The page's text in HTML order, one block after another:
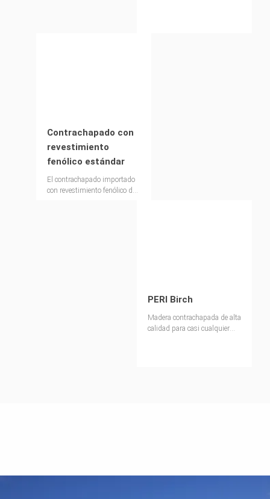
Contrachapado con
revestimiento
fenólico estándar
El contrachapado importado
con revestimiento fenólico de
PERI Birch
Madera contrachapada de alta
calidad para casi cualquier